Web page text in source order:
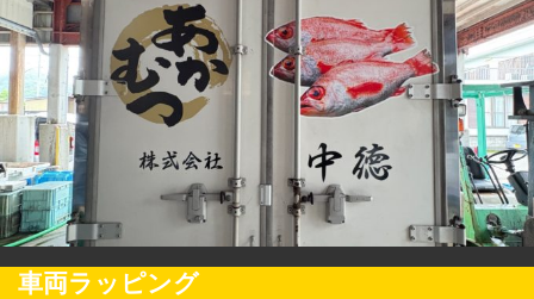
車両ラッピング